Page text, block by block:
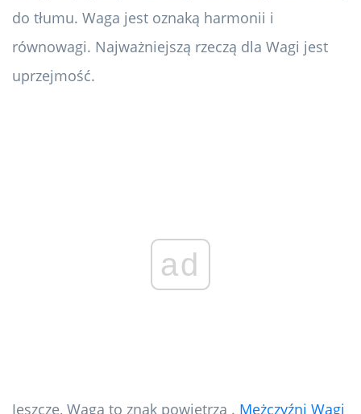
do tłumu. Waga jest oznaką harmonii i
równowagi. Najważniejszą rzeczą dla Wagi jest
uprzejmość.
ad
Jeszcze, Waga to znak powietrza . Mężczyźni Wagi